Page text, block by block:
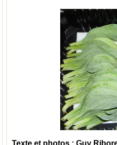
Texte et photos : Guy